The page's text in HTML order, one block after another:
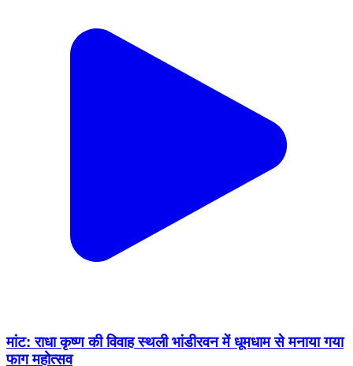
मांट: राधा कृष्ण की विवाह स्थली भांडीरवन में धूमधाम से मनाया गया
फाग महोत्सव